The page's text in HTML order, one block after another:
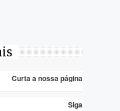
Curta a nossa página
Siga